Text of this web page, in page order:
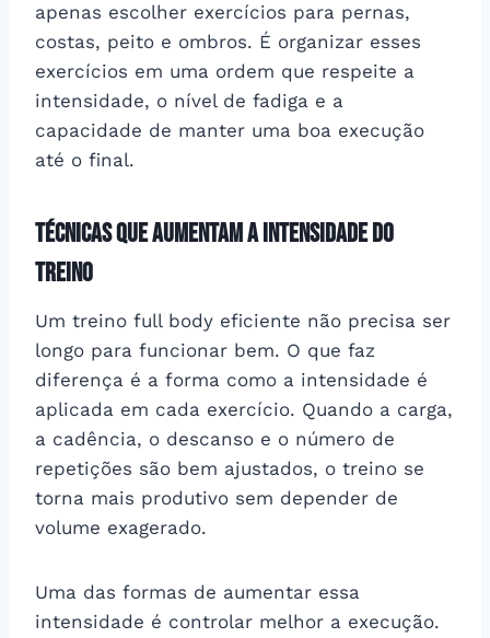
apenas escolher exercícios para pernas,
costas, peito e ombros. É organizar esses
exercícios em uma ordem que respeite a
intensidade, o nível de fadiga e a
capacidade de manter uma boa execução
até o final.
Técnicas que aumentam a intensidade do
treino
Um treino full body eficiente não precisa ser
longo para funcionar bem. O que faz
diferença é a forma como a intensidade é
aplicada em cada exercício. Quando a carga,
a cadência, o descanso e o número de
repetições são bem ajustados, o treino se
torna mais produtivo sem depender de
volume exagerado.
Uma das formas de aumentar essa
intensidade é controlar melhor a execução.